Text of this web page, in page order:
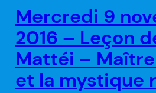
Mercredi 9
2016 – Leçon
Mattéi –
et la mystique